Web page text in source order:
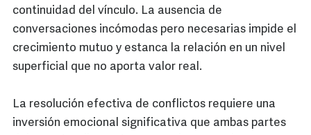
continuidad del vínculo. La ausencia de
conversaciones incómodas pero necesarias impide el
crecimiento mutuo y estanca la relación en un nivel
superficial que no aporta valor real.
La resolución efectiva de conflictos requiere una
inversión emocional significativa que ambas partes